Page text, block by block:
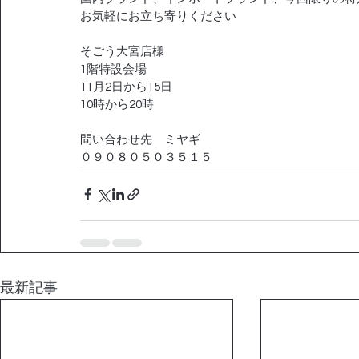
お気軽にお立ち寄りください
そごう大宮店様
1階特設会場
11月2日から15日
10時から20時
問い合わせ先　ミヤギ
０９０８０５０３５１５
最新記事